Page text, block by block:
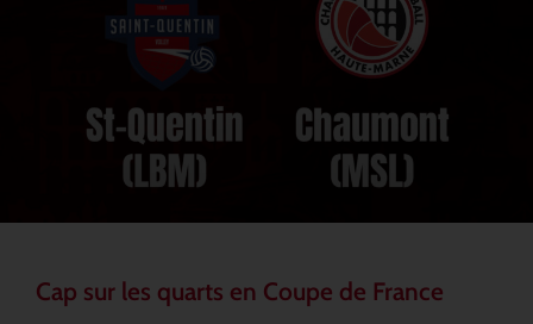
Cap sur les quarts en Coupe de France